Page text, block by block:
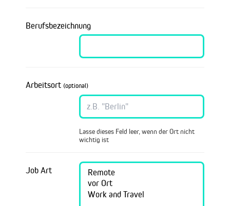
Berufsbezeichnung
Arbeitsort (optional)
Lasse dieses Feld leer, wenn der Ort nicht
wichtig ist
Job Art